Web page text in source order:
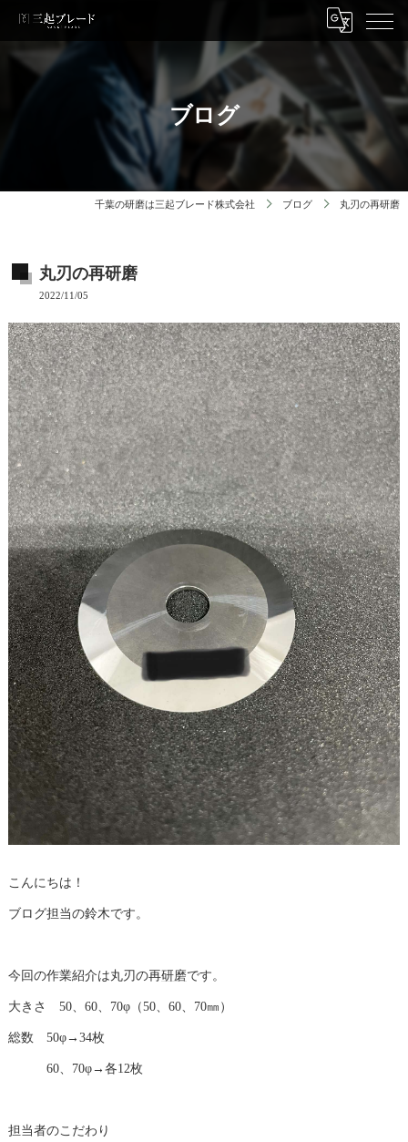
ブログ
千葉の研磨は三起ブレード株式会社 ブログ 丸刃の再研磨
丸刃の再研磨
2022/11/05
こんにちは！
ブログ担当の鈴木です。
今回の作業紹介は丸刃の再研磨です。
大きさ 50、60、70φ（50、60、70㎜）
総数 50φ→34枚
60、70φ→各12枚
担当者のこだわり